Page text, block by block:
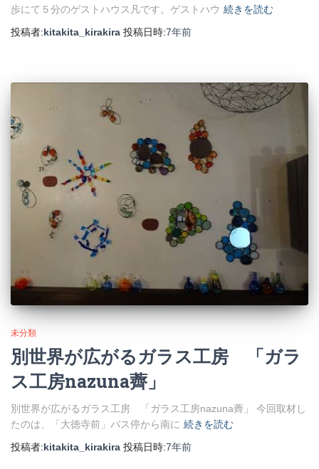
歩にて５分のゲストハウス凡です。ゲストハウ 続きを読む
投稿者:kitakita_kirakira 投稿日時:7年前
未分類
別世界が広がるガラス工房 「ガラ
ス工房nazuna薺」
別世界が広がるガラス工房 「ガラス工房nazuna薺」 今回取材し
たのは、「大徳寺前」バス停から南に 続きを読む
投稿者:kitakita_kirakira 投稿日時:7年前